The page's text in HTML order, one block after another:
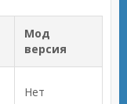
Мод
версия
Нет